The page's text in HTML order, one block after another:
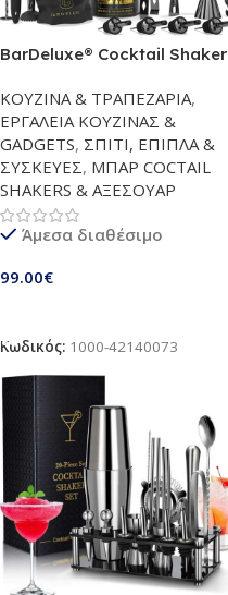
BarDeluxe® Cocktail Shaker
Making Set, Cocktail Set,
Cocktail Kit | 750 ml Cocktail
Shaker, Bartender Kit | Bar
Kit with 12 Bar Tools,
Cocktail Gift Set, Recipe
Book (Black)
ΚΟΥΖΙΝΑ & ΤΡΑΠΕΖΑΡΙΑ,
ΕΡΓΑΛΕΙΑ ΚΟΥΖΙΝΑΣ &
GADGETS, ΣΠΙΤΙ, ΕΠΙΠΛΑ &
ΣΥΣΚΕΥΕΣ, ΜΠΑΡ COCTAIL
SHAKERS & ΑΞΕΣΟΥΑΡ
Άμεσα διαθέσιμο
99.00€
Κωδικός: 1000-42140073